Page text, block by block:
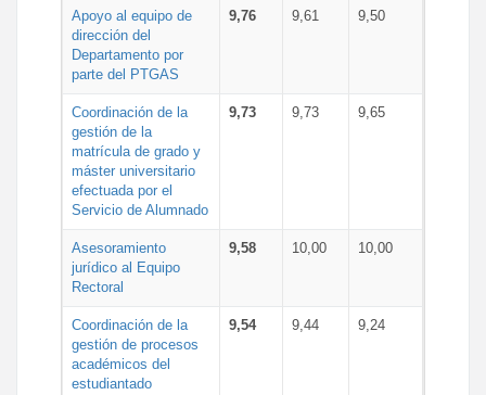
Apoyo al equipo de
dirección del
Departamento por
parte del PTGAS
9,76 9,61 9,50
Coordinación de la
gestión de la
matrícula de grado y
máster universitario
efectuada por el
Servicio de Alumnado
9,73 9,73 9,65
Asesoramiento
jurídico al Equipo
Rectoral
9,58 10,00 10,00
Coordinación de la
gestión de procesos
académicos del
estudiantado
9,54 9,44 9,24